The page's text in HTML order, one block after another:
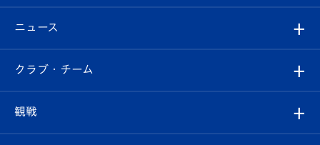
ニュース
すべて
クラブ
クラブ・チーム
観戦